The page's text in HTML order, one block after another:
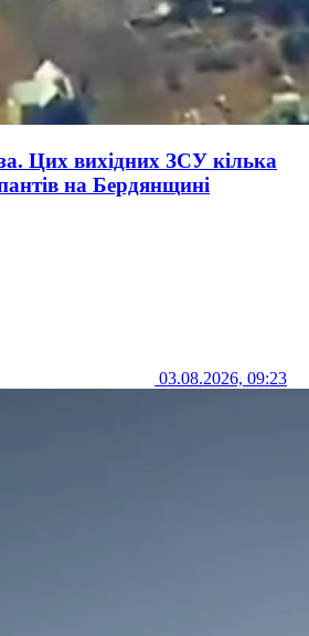
Цих вихідних ЗСУ кілька
на Бердянщині
03.08.2026, 09:23